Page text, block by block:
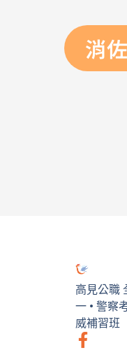
消
高見公職
一 • 警察
威補習班
F